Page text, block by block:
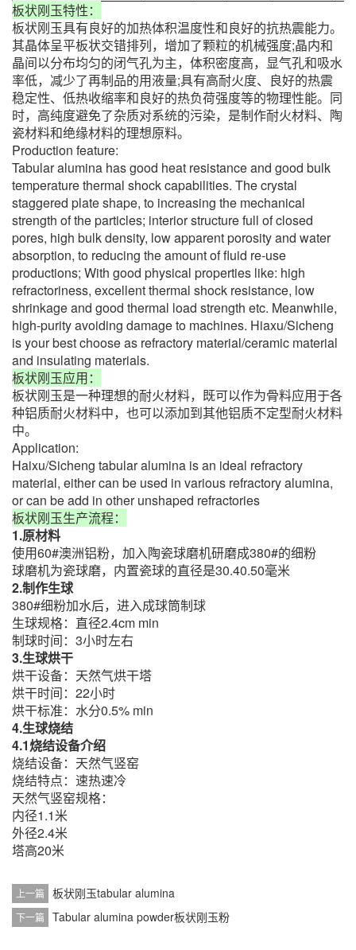
板状刚玉特性：
板状刚玉具有良好的加热体积温度性和良好的抗热震能力。
其晶体呈平板状交错排列，增加了颗粒的机械强度;晶内和
晶间以分布均匀的闭气孔为主，体积密度高，显气孔和吸水
率低，减少了再制品的用液量;具有高耐火度、良好的热震
稳定性、低热收缩率和良好的热负荷强度等的物理性能。同
时，高纯度避免了杂质对系统的污染，是制作耐火材料、陶
瓷材料和绝缘材料的理想原料。
Production feature:
Tabular alumina has good heat resistance and good bulk
temperature thermal shock capabilities. The crystal
staggered plate shape, to increasing the mechanical
strength of the particles; interior structure full of closed
pores, high bulk density, low apparent porosity and water
absorption, to reducing the amount of fluid re-use
productions; With good physical properties like: high
refractoriness, excellent thermal shock resistance, low
shrinkage and good thermal load strength etc. Meanwhile,
high-purity avoiding damage to machines. Hiaxu/Sicheng
is your best choose as refractory material/ceramic material
and insulating materials.
板状刚玉应用：
板状刚玉是一种理想的耐火材料，既可以作为骨料应用于各
种铝质耐火材料中，也可以添加到其他铝质不定型耐火材料
中。
Application:
Haixu/Sicheng tabular alumina is an ideal refractory
material, either can be used in various refractory alumina,
or can be add in other unshaped refractories
板状刚玉生产流程：
1.原材料
使用60#澳洲铝粉，加入陶瓷球磨机研磨成380#的细粉
球磨机为瓷球磨，内置瓷球的直径是30.40.50毫米
2.制作生球
380#细粉加水后，进入成球筒制球
生球规格：直径2.4cm min
制球时间：3小时左右
3.生球烘干
烘干设备：天然气烘干塔
烘干时间：22小时
烘干标准：水分0.5% min
4.生球烧结
4.1烧结设备介绍
烧结设备：天然气竖窑
烧结特点：速热速冷
天然气竖窑规格：
内径1.1米
外径2.4米
塔高20米
上一篇 板状刚玉tabular alumina
下一篇 Tabular alumina powder板状刚玉粉